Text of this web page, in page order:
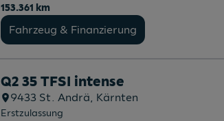
153.361 km
Fahrzeug & Finanzierung
Q2 35 TFSI intense
9433 St. Andrä, Kärnten
Erstzulassung